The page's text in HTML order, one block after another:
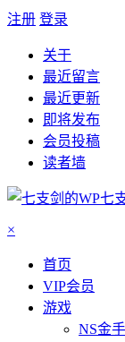
注册 登录
关于
最近留言
最近更新
即将发布
会员投稿
读者墙
七
×
首页
VIP会员
游戏
NS金